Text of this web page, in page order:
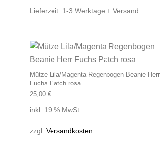
Lieferzeit: 1-3 Werktage + Versand
Mütze Lila/Magenta Regenbogen Beanie Herr
Fuchs Patch rosa
25,00 €
inkl. 19 % MwSt.
zzgl. Versandkosten